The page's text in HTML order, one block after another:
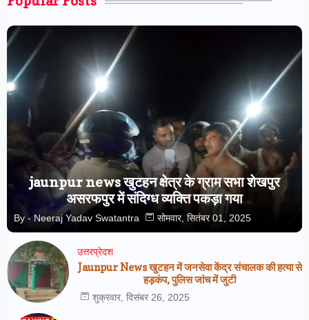
jaunpur news खुटहन क्षेत्र के ग्राम सभा शेखपुर
असरफपुर में संदिग्ध व्यक्ति पकड़ा गया
By - Neeraj Yadav Swatantra सोमवार, सितंबर 01, 2025
उत्तरप्रेदश
Jaunpur News खुटहन में जनसेवा केंद्र संचालक की हत्या से
हड़कंप, पुलिस जांच में जुटी
शुक्रवार, दिसंबर 26, 2025